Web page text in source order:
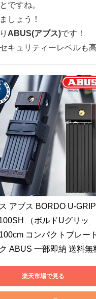
ですね。
しょう！
ABUS(アブス)です！
キュリティーレベルも
アブス BORDO U-
（ボルドUグリッ
コンパクトブレー
ABUS 一部即納 送料無
楽天市場で見る